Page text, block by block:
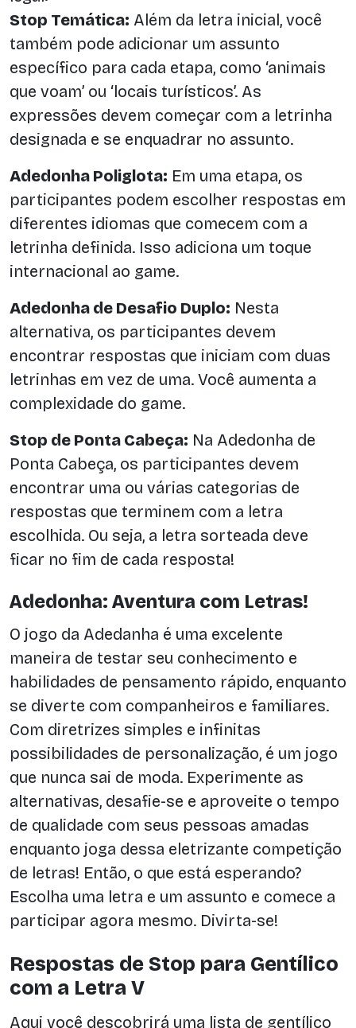
Stop Temática: Além da letra inicial, você
também pode adicionar um assunto
específico para cada etapa, como ‘animais
que voam’ ou ‘locais turísticos’. As
expressões devem começar com a letrinha
designada e se enquadrar no assunto.
Adedonha Poliglota: Em uma etapa, os
participantes podem escolher respostas em
diferentes idiomas que comecem com a
letrinha definida. Isso adiciona um toque
internacional ao game.
Adedonha de Desafio Duplo: Nesta
alternativa, os participantes devem
encontrar respostas que iniciam com duas
letrinhas em vez de uma. Você aumenta a
complexidade do game.
Stop de Ponta Cabeça: Na Adedonha de
Ponta Cabeça, os participantes devem
encontrar uma ou várias categorias de
respostas que terminem com a letra
escolhida. Ou seja, a letra sorteada deve
ficar no fim de cada resposta!
Adedonha: Aventura com Letras!
O jogo da Adedanha é uma excelente
maneira de testar seu conhecimento e
habilidades de pensamento rápido, enquanto
se diverte com companheiros e familiares.
Com diretrizes simples e infinitas
possibilidades de personalização, é um jogo
que nunca sai de moda. Experimente as
alternativas, desafie-se e aproveite o tempo
de qualidade com seus pessoas amadas
enquanto joga dessa eletrizante competição
de letras! Então, o que está esperando?
Escolha uma letra e um assunto e comece a
participar agora mesmo. Divirta-se!
Respostas de Stop para Gentílico
com a Letra V
Aqui você descobrirá uma lista de gentílico